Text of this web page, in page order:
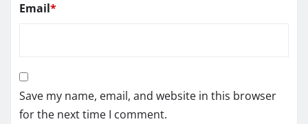
Email*
Save my name, email, and website in this browser
for the next time I comment.